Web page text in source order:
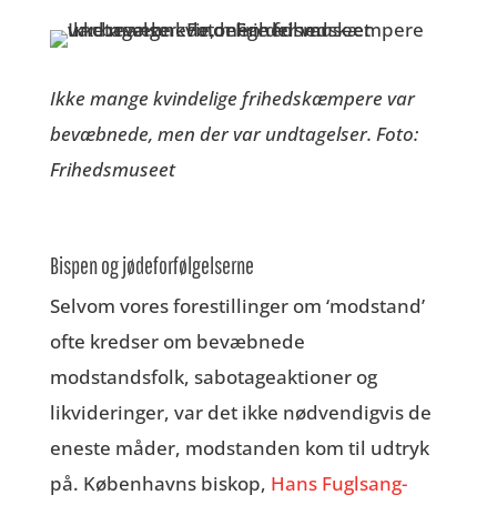
Ikke mange kvindelige frihedskæmpere var
bevæbnede, men der var undtagelser. Foto:
Frihedsmuseet
Bispen og jødeforfølgelserne
Selvom vores forestillinger om ‘modstand’
ofte kredser om bevæbnede
modstandsfolk, sabotageaktioner og
likvideringer, var det ikke nødvendigvis de
eneste måder, modstanden kom til udtryk
på. Københavns biskop, Hans Fuglsang-